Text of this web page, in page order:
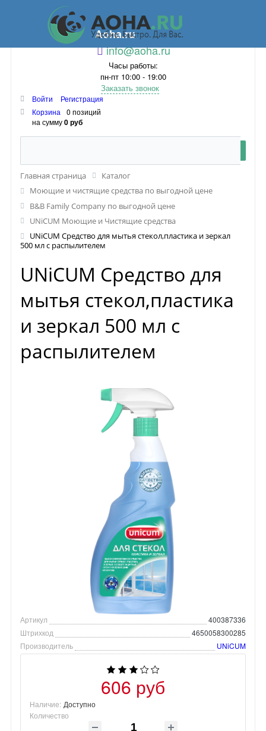
Aoha.ru
info@aoha.ru
Часы работы:
пн-пт 10:00 - 19:00
Заказать звонок
Войти
Регистрация
Корзина
0 позиций
на сумму0 руб
Главная страница
Каталог
Моющие и чистящие средства по выгодной цене
B&B Family Company по выгодной цене
UNiCUM Моющие и Чистящие средства
UNiCUM Средство для мытья стекол,пластика и зеркал
500 мл с распылителем
UNiCUM Средство для
мытья стекол,пластика
и зеркал 500 мл с
распылителем
Артикул
400387336
Штрихкод
4650058300285
Производитель
UNiCUM
606 руб
Наличие: Доступно
Количество